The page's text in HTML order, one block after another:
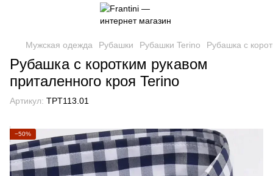
Мужская одежда Рубашки Рубашки Terino Рубашка с
Рубашка с коротким рукавом
приталенного кроя Terino
Артикул: TPT113.01
−50%